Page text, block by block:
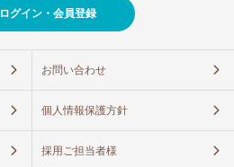
ログイン・会員登録
お問い合わせ
個人情報保護方針
採用ご担当者様